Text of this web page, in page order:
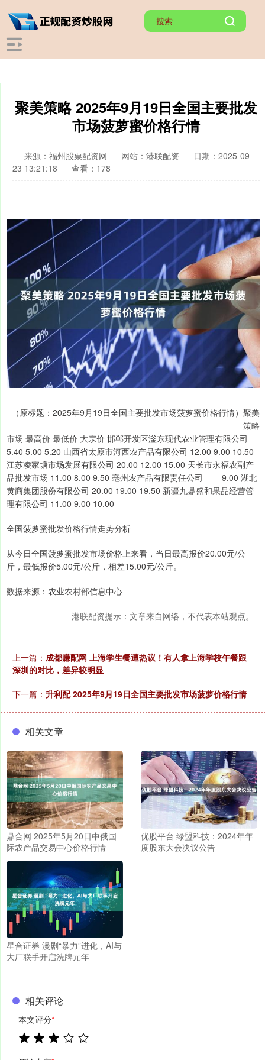
聚美策略 2025年9月19日全国主要批发
市场菠萝蜜价格行情
来源：福州股票配资网 网站：港联配资
日期：2025-09-
23 13:21:18
查看：178
（原标题：2025年9月19日全国主要批发市场菠萝蜜价格行情）聚美
策略
市场 最高价 最低价 大宗价 邯郸开发区滏东现代农业管理有限公司
5.40 5.00 5.20 山西省太原市河西农产品有限公司 12.00 9.00 10.50
江苏凌家塘市场发展有限公司 20.00 12.00 15.00 天长市永福农副产
品批发市场 11.00 8.00 9.50 亳州农产品有限责任公司 -- -- 9.00 湖北
黄商集团股份有限公司 20.00 19.00 19.50 新疆九鼎盛和果品经营管
理有限公司 11.00 9.00 10.00
全国菠萝蜜批发价格行情走势分析
从今日全国菠萝蜜批发市场价格上来看，当日最高报价20.00元/公
斤，最低报价5.00元/公斤，相差15.00元/公斤。
数据来源：农业农村部信息中心
港联配资提示：文章来自网络，不代表本站观点。
上一篇： 成都赚配网 上海学生餐遭热议！有人拿上海学校午餐跟
深圳的对比，差异较明显
下一篇： 升利配 2025年9月19日全国主要批发市场菠萝价格行情
相关文章
鼎合网 2025年5月20日中俄国
际农产品交易中心价格行情
优股平台 绿盟科技：2024年年
度股东大会决议公告
星合证券 漫剧“暴力”进化，AI与
大厂联手开启洗牌元年
相关评论
本文评分*